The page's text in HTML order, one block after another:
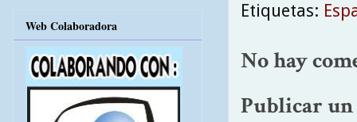
Etiquetas:
No hay
Publicar
Web Colaboradora